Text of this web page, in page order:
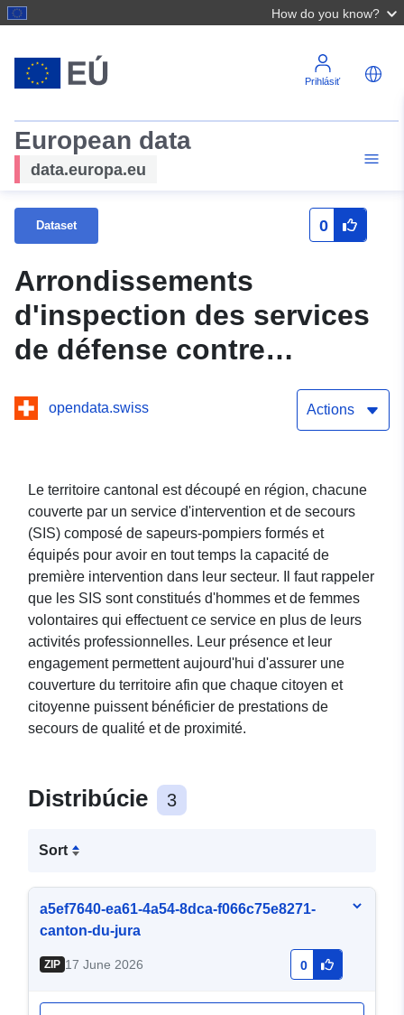
How do you know?
Prihlásiť
European data
data.europa.eu
Dataset 0
Arrondissements
d'inspection des services
de défense contre
l'incendie et de secours
(SIS)opendata.swiss Actions
Le territoire cantonal est découpé en région, chacune
couverte par un service d'intervention et de secours
(SIS) composé de sapeurs-pompiers formés et
équipés pour avoir en tout temps la capacité de
première intervention dans leur secteur. Il faut rappeler
que les SIS sont constitués d'hommes et de femmes
volontaires qui effectuent ce service en plus de leurs
activités professionnelles. Leur présence et leur
engagement permettent aujourd'hui d'assurer une
couverture du territoire afin que chaque citoyen et
citoyenne puissent bénéficier de prestations de
secours de qualité et de proximité.
Distribúcie 3
Sort
a5ef7640-ea61-4a54-8dca-f066c75e8271-
canton-du-jura
ZIP 17 June 2026 0